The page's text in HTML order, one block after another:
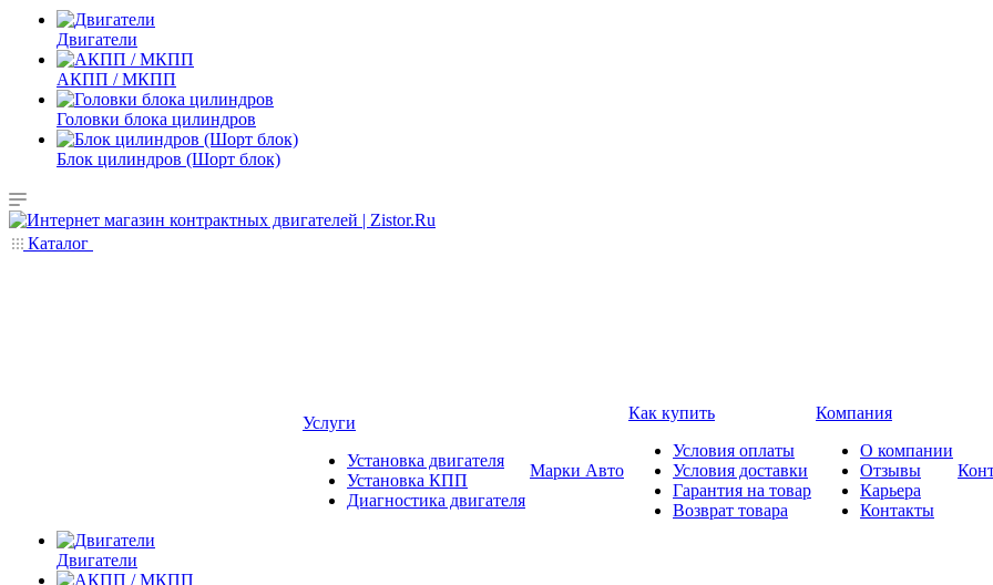
Двигатели
АКПП / МКПП
Головки блока цилиндров
Блок цилиндров (Шорт блок)
Каталог
Двигатели
Услуги
Установка двигателя
Установка КПП
Диагностика двигателя
Марки Авто
Как купить
Условия оплаты
Условия доставки
Гарантия на товар
Возврат товара
Компания
О компании
Отзывы
Карьера
Контакты